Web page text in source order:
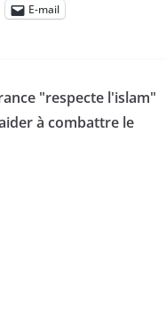
E-mail
"respecte l'islam"
à combattre le